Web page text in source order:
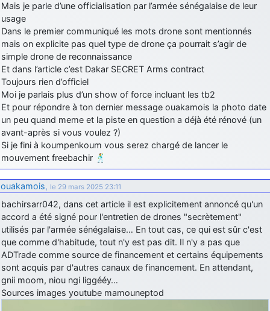
Mais je parle d’une officialisation par l’armée sénégalaise de leur
usage
Dans le premier communiqué les mots drone sont mentionnés
mais on explicite pas quel type de drone ça pourrait s’agir de
simple drone de reconnaissance
Et dans l’article c’est Dakar SECRET Arms contract
Toujours rien d’officiel
Moi je parlais plus d’un show of force incluant les tb2
Et pour répondre à ton dernier message ouakamois la photo date
un peu quand meme et la piste en question a déjà été rénové (un
avant-après si vous voulez ?)
Si je fini à koumpenkoum vous serez chargé de lancer le
mouvement freebachir 🕺
ouakamois, le 29 mars 2025 23:11
bachirsarr042, dans cet article il est explicitement annoncé qu'un
accord a été signé pour l'entretien de drones "secrètement"
utilisés par l'armée sénégalaise… En tout cas, ce qui est sûr c'est
que comme d'habitude, tout n'y est pas dit. Il n'y a pas que
ADTrade comme source de financement et certains équipements
sont acquis par d'autres canaux de financement. En attendant,
gnii moom, niou ngi liggééy…
Sources images youtube mamouneptod